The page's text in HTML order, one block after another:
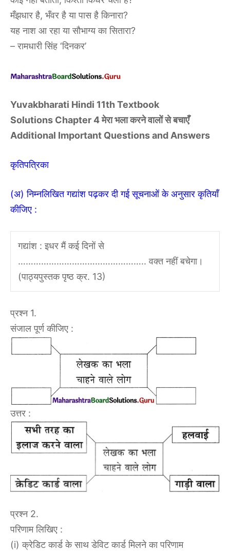
मँझधार है, भँवर है या पास है किनारा?
यह नाश आ रहा या सौभाग्य का सितारा?
– रामधारी सिंह ‘दिनकर’
Yuvakbharati Hindi 11th Textbook
Solutions Chapter 4 मेरा भला करने वालों से बचाएँ
Additional Important Questions and Answers
कृतिपत्रिका
(अ) निम्नलिखित गद्यांश पढ़कर दी गई सूचनाओं के अनुसार कृतियाँ
कीजिए :
गद्यांश : इधर मैं कई दिनों से
………………………………………….. वक्त नहीं बचेगा।
(पाठ्यपुस्तक पृष्ठ क्र. 13)
प्रश्न 1.
संजाल पूर्ण कीजिए :
उत्तर :
प्रश्न 2.
परिणाम लिखिए :
(i) क्रेडिट कार्ड के साथ डेविट कार्ड मिलने का परिणाम